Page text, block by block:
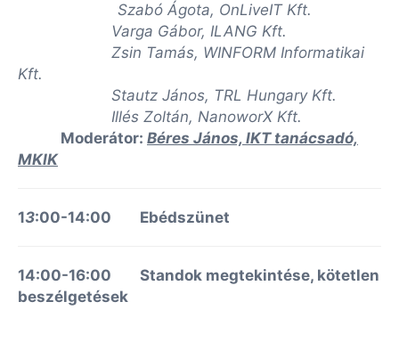
Szabó Ágota, OnLiveIT Kft.
Varga Gábor, ILANG Kft.
Zsin Tamás, WINFORM Informatikai
Kft.
Stautz János, TRL Hungary Kft.
Illés Zoltán, NanoworX Kft.
Moderátor: Béres János, IKT tanácsadó,
MKIK
13:00-14:00 Ebédszünet
14:00-16:00 Standok megtekintése, kötetlen
beszélgetések